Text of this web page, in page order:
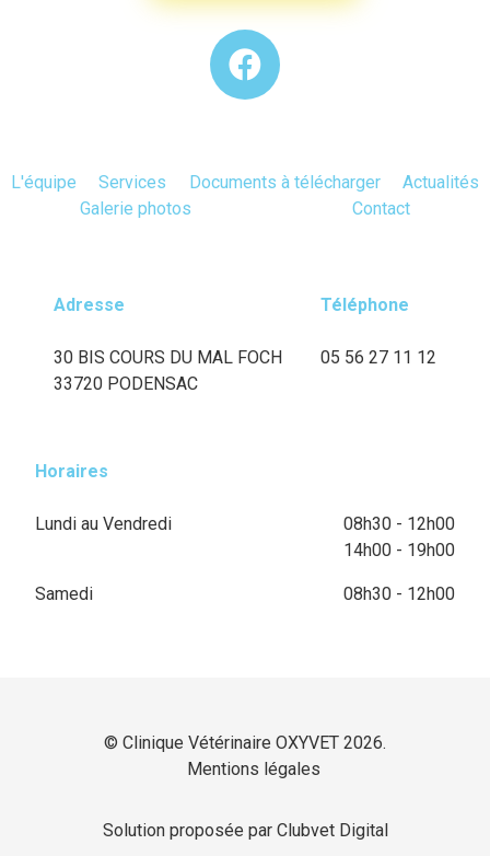
L'équipe Services Documents à télécharger
Actualités
Galerie photos
Contact
Adresse
30 BIS COURS DU MAL FOCH
33720 PODENSAC
Téléphone
05 56 27 11 12
Horaires
Lundi au Vendredi
08h30 - 12h00
14h00 - 19h00
Samedi 08h30 - 12h00
© Clinique Vétérinaire OXYVET 2026.
Mentions légales
Solution proposée par Clubvet Digital